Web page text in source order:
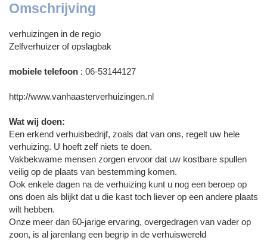
Omschrijving
verhuizingen in de regio
Zelfverhuizer of opslagbak
mobiele telefoon : 06-53144127
http://www.vanhaasterverhuizingen.nl
Wat wij doen:
Een erkend verhuisbedrijf, zoals dat van ons, regelt uw hele
verhuizing. U hoeft zelf niets te doen.
Vakbekwame mensen zorgen ervoor dat uw kostbare spullen
veilig op de plaats van bestemming komen.
Ook enkele dagen na de verhuizing kunt u nog een beroep op
ons doen als blijkt dat u die kast toch liever op een andere plaats
wilt hebben.
Onze meer dan 60-jarige ervaring, overgedragen van vader op
zoon, is al jarenlang een begrip in de verhuiswereld